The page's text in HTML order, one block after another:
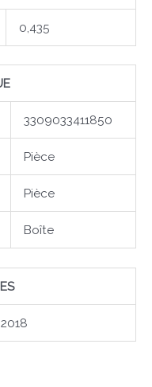
0,435
3309033411850
Pièce
Pièce
Boîte
2018